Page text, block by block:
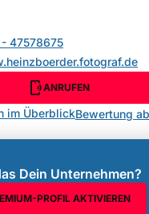
- 47578675
ANRUFEN
im ÜberblickBewertung
Dein Unternehmen?
PROFIL AKTIVIEREN